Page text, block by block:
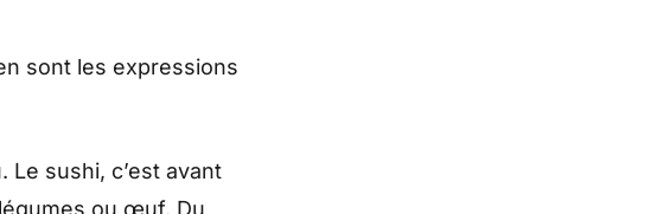
sont les expressions
Le sushi, c’est avant
ou œuf. Du